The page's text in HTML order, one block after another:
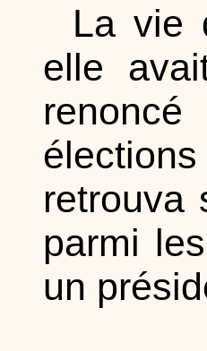
La vie
elle
retrouva
parmi
un